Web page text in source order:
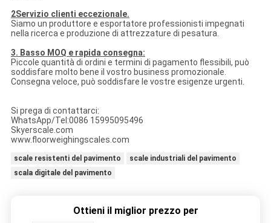
2Servizio clienti eccezionale.
Siamo un produttore e esportatore professionisti impegnati
nella ricerca e produzione di attrezzature di pesatura.
3. Basso MOQ e rapida consegna:
Piccole quantità di ordini e termini di pagamento flessibili, può
soddisfare molto bene il vostro business promozionale.
Consegna veloce, può soddisfare le vostre esigenze urgenti.
Si prega di contattarci:
WhatsApp/Tel:0086 15995095496
Skyerscale.com
www.floorweighingscales.com
scale resistenti del pavimento
scale industriali del pavimento
scala digitale del pavimento
Ottieni il miglior prezzo per